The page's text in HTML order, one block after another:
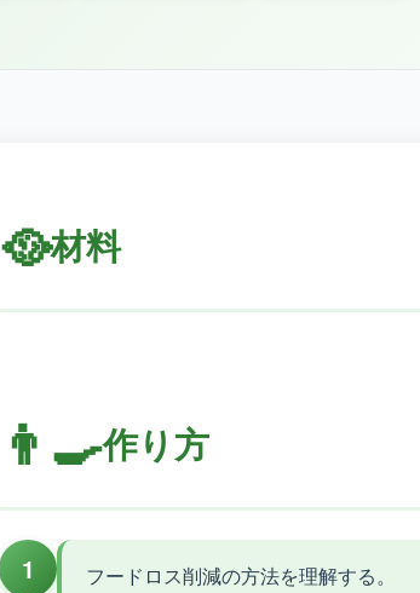
🥘材料
👨‍🍳作り方
1 フードロス削減の方法を理解する。